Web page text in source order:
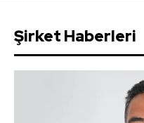
Şirket Haberleri